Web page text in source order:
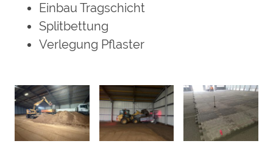
Einbau Tragschicht
Splitbettung
Verlegung Pflaster